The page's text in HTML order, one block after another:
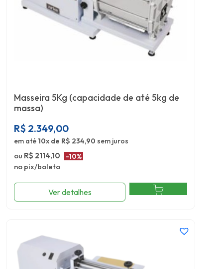
Masseira 5Kg (capacidade de até 5kg de
massa)
R$ 2.349,00
em até 10x de R$ 234,90 sem juros
ou R$ 2114,10 -10%
no pix/boleto
Ver detalhes